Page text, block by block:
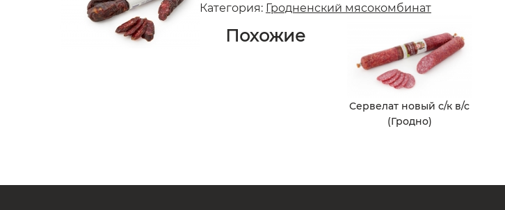
Категория: Гродненский мясокомбинат
Похожие
Сервелат новый с/к в/с
(Гродно)